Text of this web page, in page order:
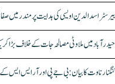
بیرسٹر اسدالدین اویسی کی ہدایت پر مندر میں
حیدرآباد میں ملاوٹی مصالحہ جات کے خلاف بڑا کریک ڈاؤن، 25 ٹن سے زائد
کنگنا رناوت کا بیان: بی جے پی اور آر ایس ایس